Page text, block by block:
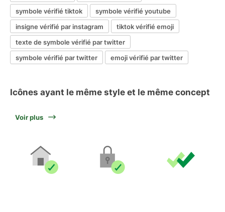
symbole vérifié tiktok
symbole vérifié youtube
insigne vérifié par instagram
tiktok vérifié emoji
texte de symbole vérifié par twitter
symbole vérifié par twitter
emoji vérifié par twitter
Icônes ayant le même style et le même concept
Voir plus